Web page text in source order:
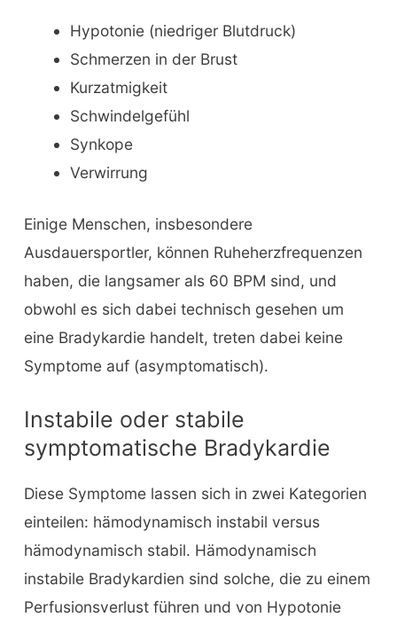
Hypotonie (niedriger Blutdruck)
Schmerzen in der Brust
Kurzatmigkeit
Schwindelgefühl
Synkope
Verwirrung
Einige Menschen, insbesondere
Ausdauersportler, können Ruheherzfrequenzen
haben, die langsamer als 60 BPM sind, und
obwohl es sich dabei technisch gesehen um
eine Bradykardie handelt, treten dabei keine
Symptome auf (asymptomatisch).
Instabile oder stabile
symptomatische Bradykardie
Diese Symptome lassen sich in zwei Kategorien
einteilen: hämodynamisch instabil versus
hämodynamisch stabil. Hämodynamisch
instabile Bradykardien sind solche, die zu einem
Perfusionsverlust führen und von Hypotonie